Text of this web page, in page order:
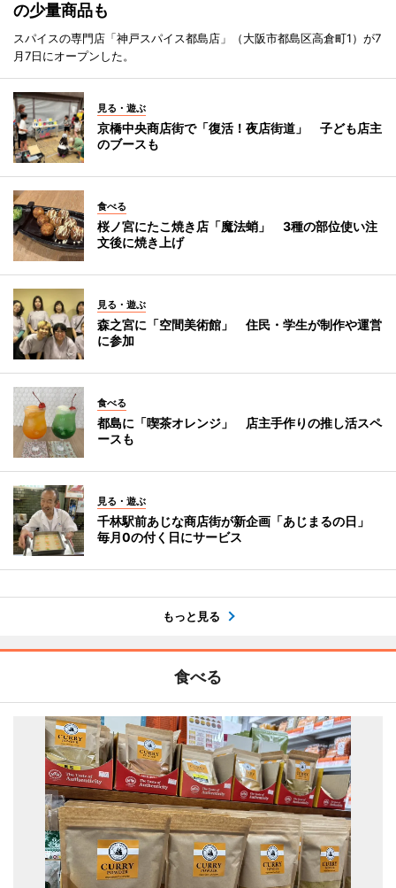
の少量商品も
スパイスの専門店「神戸スパイス都島店」（大阪市都島区高倉町1）が7
月7日にオープンした。
見る・遊ぶ
京橋中央商店街で「復活！夜店街道」 子ども店主
のブースも
食べる
桜ノ宮にたこ焼き店「魔法蛸」 3種の部位使い注
文後に焼き上げ
見る・遊ぶ
森之宮に「空間美術館」 住民・学生が制作や運営
に参加
食べる
都島に「喫茶オレンジ」 店主手作りの推し活スペ
ースも
見る・遊ぶ
千林駅前あじな商店街が新企画「あじまるの日」
毎月0の付く日にサービス
もっと見る
食べる